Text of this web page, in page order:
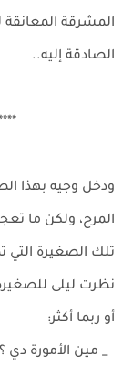
المشرقة
الصادقة إليه..
ودخل وجيه بهذا
المرح، ولكن ما
تلك الصغيرة
نظرت ليلى
أو ربما أكثر:
_ مين الأمورة دي